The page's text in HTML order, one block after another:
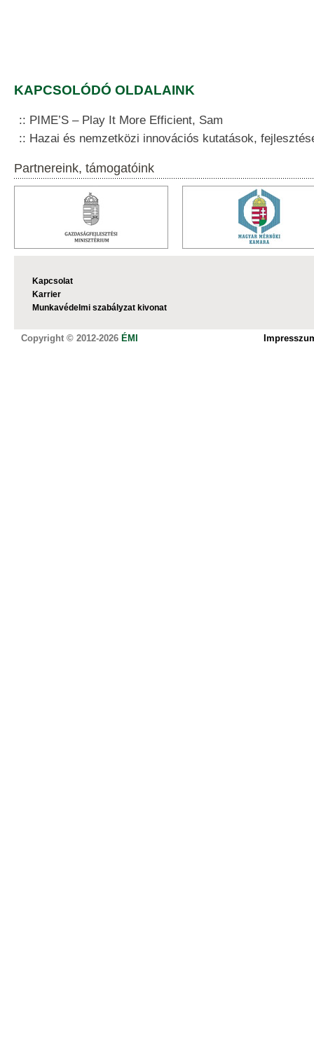
KAPCSOLÓDÓ OLDALAINK
PIME’S – Play It More Efficient, Sam
Hazai és nemzetközi innovációs kutatások,
Partnereink, támogatóink
Kapcsolat
Karrier
Munkavédelmi szabályzat kivonat
Copyright © 2012-2026 ÉMI